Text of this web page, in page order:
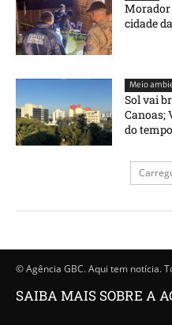
Morador
cidade
Meio
Sol vai
Canoas;
do tempo
© Agência GBC. Aqui tem notícia.
SAIBA MAIS SOBRE A